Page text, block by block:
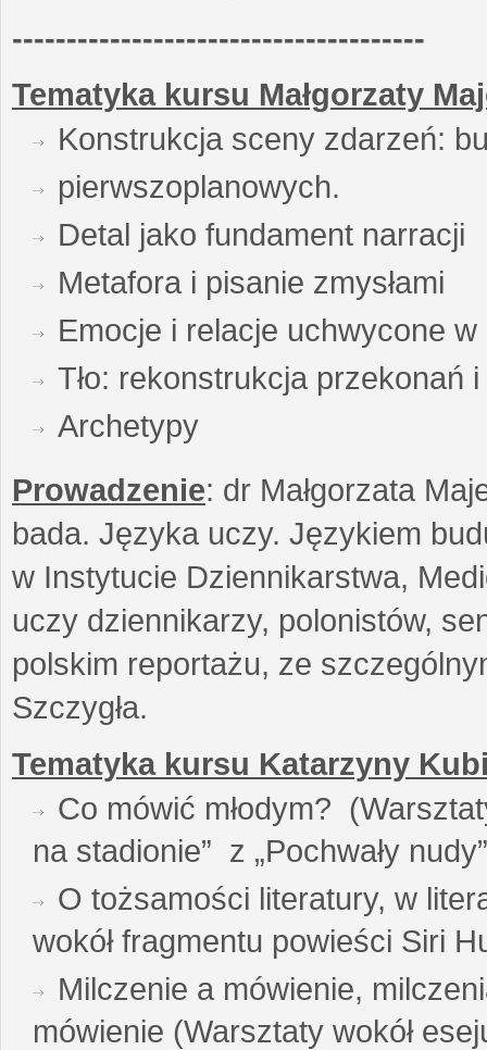
--------------------------------------
Tematyka kursu Małgorzaty
Konstrukcja sceny zdarzeń:
pierwszoplanowych.
Detal jako fundament narracji
Metafora i pisanie zmysłami
Emocje i relacje uchwycone
Tło: rekonstrukcja przekonań
Archetypy
Prowadzenie: dr Małgorzata
bada. Języka uczy. Językiem
w Instytucie Dziennikarstwa,
uczy dziennikarzy, polonistów,
polskim reportażu, ze
Szczygła.
Tematyka kursu Katarzyny
Co mówić młodym?
na stadionie” z „Pochwały
O tożsamości literatury, w
wokół fragmentu powieści Siri
Milczenie a mówienie,
mówienie (Warsztaty wokół